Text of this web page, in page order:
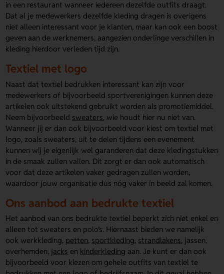
in een restaurant wanneer iedereen dezelfde outfits draagt.
Dat al je medewerkers dezelfde kleding dragen is overigens
niet alleen interessant voor je klanten, maar kan ook een boost
geven aan de werknemers, aangezien onderlinge verschillen in
kleding hierdoor verleden tijd zijn.
Textiel met logo
Naast dat textiel bedrukken interessant kan zijn voor
medewerkers of bijvoorbeeld sportverenigingen kunnen deze
artikelen ook uitstekend gebruikt worden als promotiemiddel.
Neem bijvoorbeeld sweaters, wie houdt hier nu niet van.
Wanneer jij er dan ook bijvoorbeeld voor kiest om textiel met
logo, zoals sweaters, uit te delen tijdens een evenement
kunnen wij je eigenlijk wel garanderen dat deze kledingstukken
in de smaak zullen vallen. Dit zorgt er dan ook automatisch
voor dat deze artikelen vaker gedragen zullen worden,
waardoor jouw organisatie dus nóg vaker in beeld zal komen.
Ons aanbod aan bedrukte textiel
Het aanbod van ons bedrukte textiel beperkt zich niet enkel en
alleen tot sweaters en polo’s. Hiernaast bieden we namelijk
ook werkkleding, petten, sportkleding, strandlakens, jassen,
overhemden, jacks en kinderkleding aan. Je kunt er dan ook
bijvoorbeeld voor kiezen om gehele outfits van textiel te